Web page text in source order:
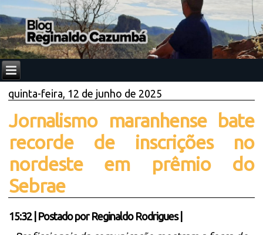
quinta-feira, 12 de junho de 2025
Jornalismo maranhense bate
recorde de inscrições no
nordeste em prêmio do
Sebrae
15:32| Postado por Reginaldo Rodrigues